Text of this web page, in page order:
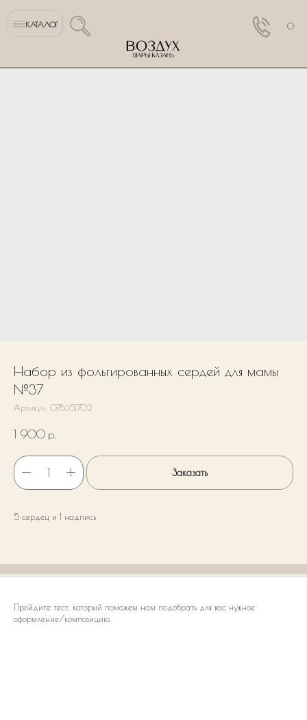
КАТАЛОГ 0
Набор из фольгированных сердей для мамы
№37
Артикул: 078651702
1 900 р.
Заказать
5 сердец и 1 надпись
Пройдите тест, который поможем нам подобрать для вас нужное
оформление/композицию.